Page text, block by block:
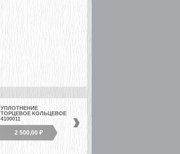
УПЛОТНЕНИЕ
ТОРЦЕВОЕ КОЛЬЦЕВОЕ
4100011
2 500,00 ₽